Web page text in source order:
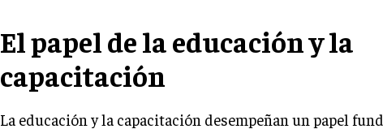
El papel de la educación y la
capacitación
La educación y la capacitación desempeñan un papel